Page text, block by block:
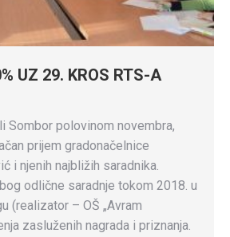
UZ 29. KROS RTS-A
Sombor polovinom novembra,
prijem gradonačelnice
i njenih najbližih saradnika.
odlične saradnje tokom 2018. u
(realizator – OŠ „Avram
zasluženih nagrada i priznanja.